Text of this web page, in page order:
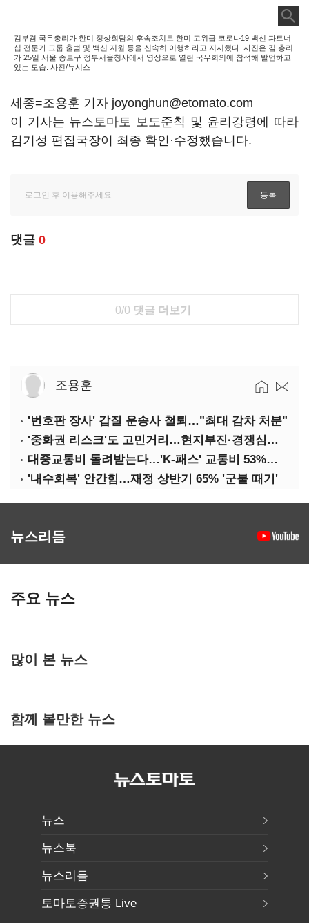
김부겸 국무총리가 한미 정상회담의 후속조치로 한미 고위급 코로나19 백신 파트너
십 전문가 그룹 출범 및 백신 지원 등을 신속히 이행하라고 지시했다. 사진은 김 총리
가 25일 서울 종로구 정부서울청사에서 영상으로 열린 국무회의에 참석해 발언하고
있는 모습. 사진/뉴시스
세종=조용훈 기자 joyonghun@etomato.com
이 기사는 뉴스토마토 보도준칙 및 윤리강령에 따라
김기성 편집국장이 최종 확인·수정했습니다.
댓글 0
0/0 댓글 더보기
조용훈
'번호판 장사' 갑질 운송사 철퇴…"최대 감차 처분"
'중화권 리스크'도 고민거리…현지부진·경쟁심화·양안냉각
대중교통비 돌려받는다…'K-패스' 교통비 53%까지 환급
'내수회복' 안간힘…재정 상반기 65% '군불 때기'
뉴스리듬
주요 뉴스
많이 본 뉴스
함께 볼만한 뉴스
뉴스
뉴스북
뉴스리듬
토마토증권통 Live